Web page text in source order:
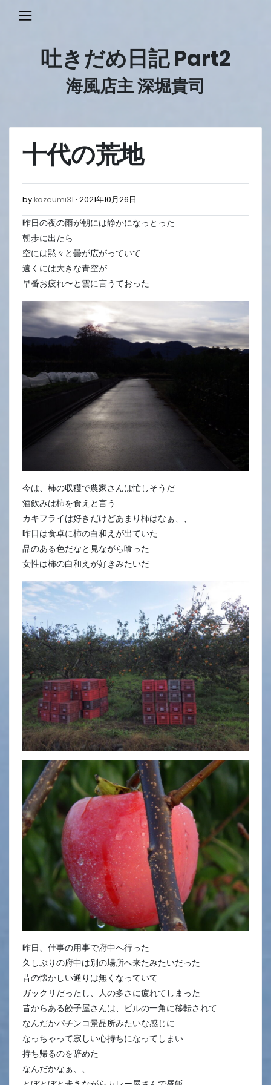
吐きだめ日記 Part2
海風店主 深堀貴司
十代の荒地
bykazeumi31 2021年10月26日
10
日
昨日の夜の雨が朝には静かになっとった
朝歩に出たら
空には黙々と曇が広がっていて
遠くには大きな青空が
早番お疲れ〜と雲に言うておった
今は、柿の収穫で農家さんは忙しそうだ
酒飲みは柿を食えと言う
カキフライは好きだけどあまり柿はなぁ、、
昨日は食卓に柿の白和えが出ていた
品のある色だなと見ながら喰った
女性は柿の白和えが好きみたいだ
昨日、仕事の用事で府中へ行った
久しぶりの府中は別の場所へ来たみたいだった
昔の懐かしい通りは無くなっていて
ガックリだったし、人の多さに疲れてしまった
昔からある餃子屋さんは、ビルの一角に移転されて
なんだかパチンコ景品所みたいな感じに
なっちゃって寂しい心持ちになってしまい
持ち帰るのを辞めた
なんだかなぁ、、